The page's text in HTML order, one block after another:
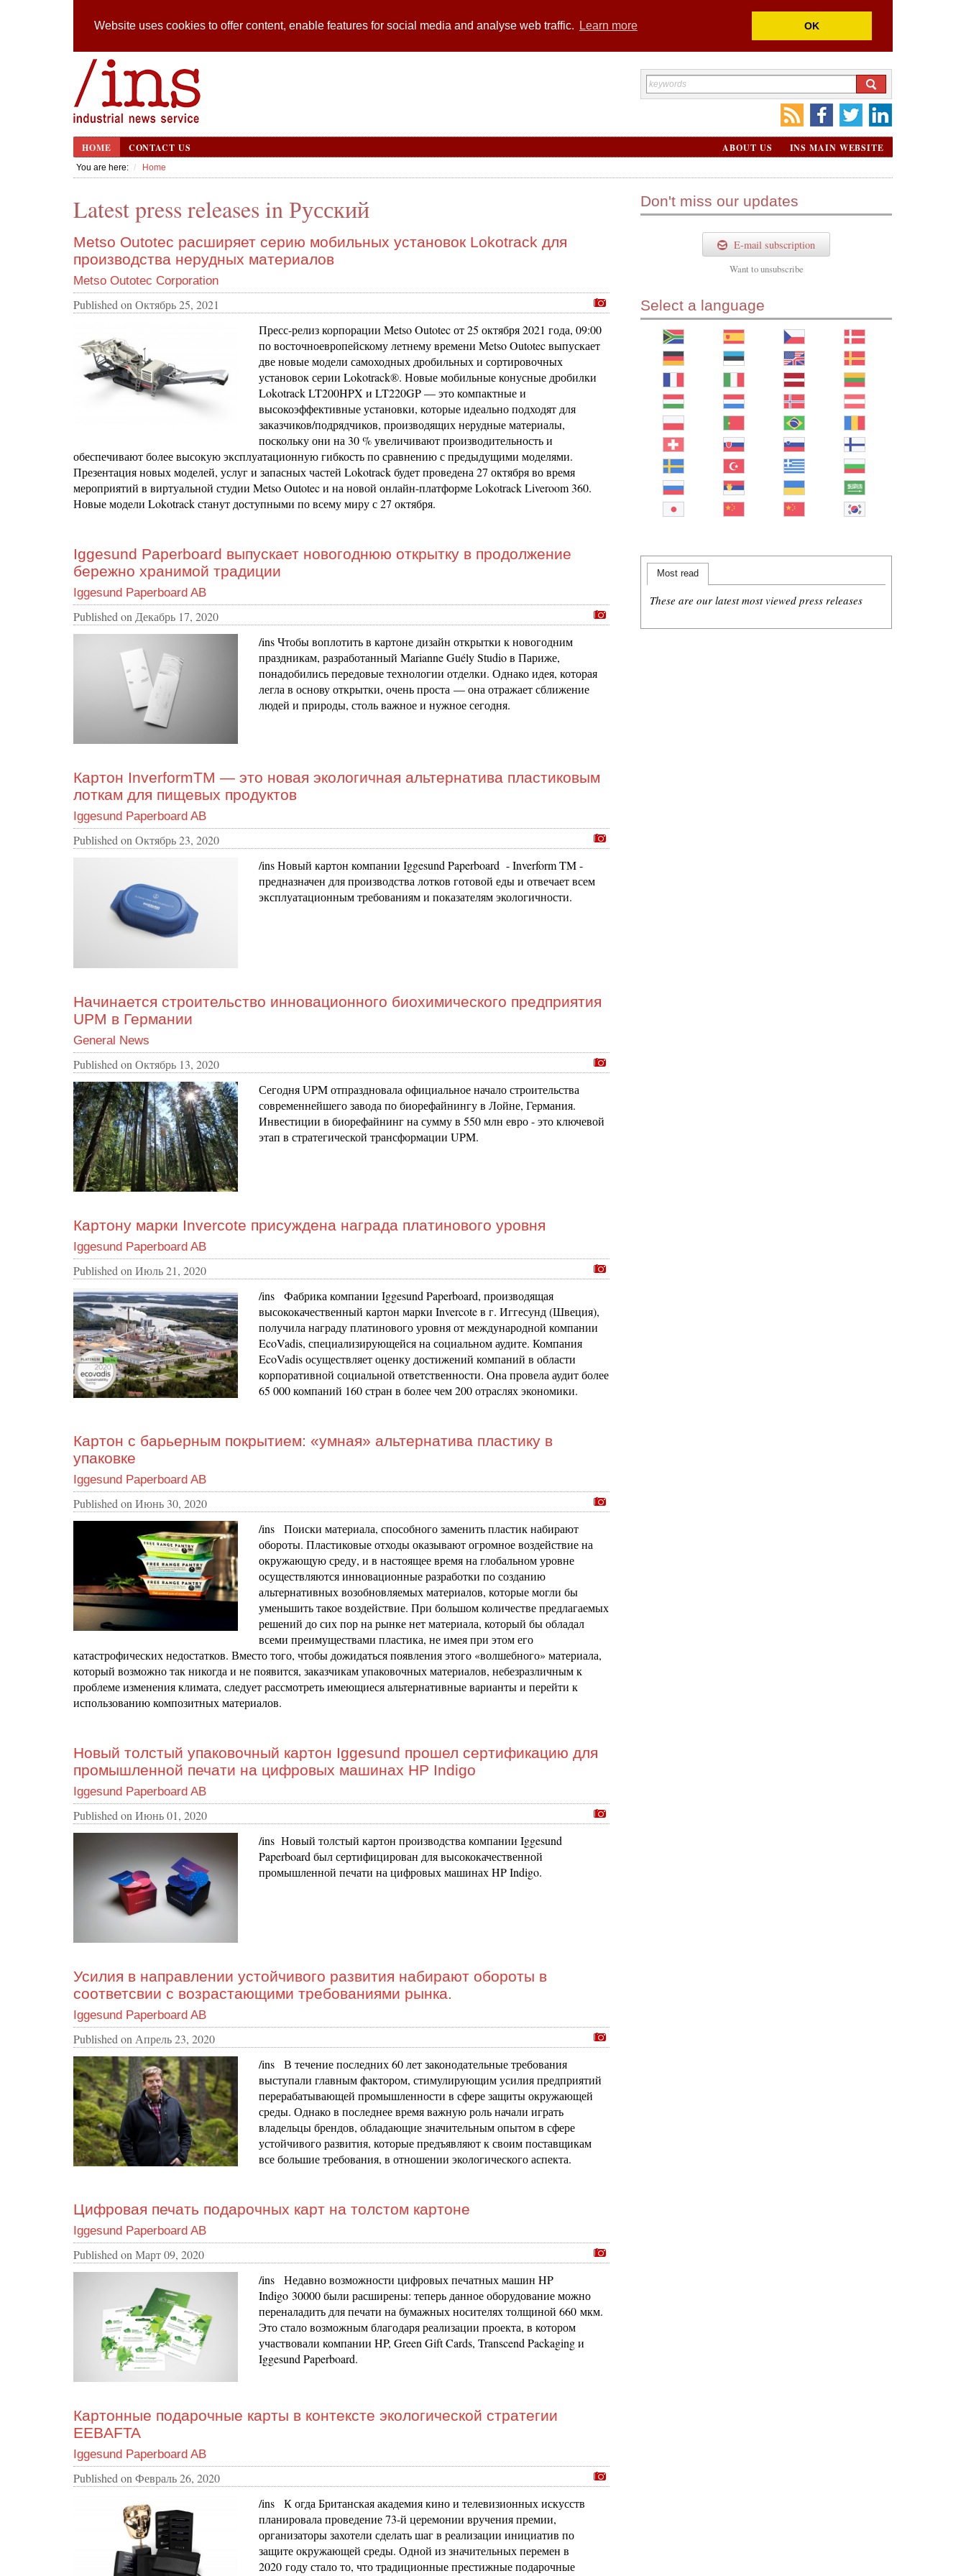
Website uses cookies to offer content, enable features for social media and analyse web traffic. Learn more OK
HOME CONTACT US INS MAIN WEBSITE
ABOUT US
You are here: Home
Latest press releases in Русский
Metso Outotec расширяет серию мобильных установок Lokotrack для
производства нерудных материалов
Metso Outotec Corporation
Published onОктябрь 25, 2021
Пресс-релиз корпорации Metso Outotec от 25 октября 2021 года, 09:00
по восточноевропейскому летнему времени Metso Outotec выпускает
две новые модели самоходных дробильных и сортировочных
установок серии Lokotrack®. Новые мобильные конусные дробилки
Lokotrack LT200HPX и LT220GP — это компактные и
высокоэффективные установки, которые идеально подходят для
заказчиков/подрядчиков, производящих нерудные материалы,
поскольку они на 30 % увеличивают производительность и
обеспечивают более высокую эксплуатационную гибкость по сравнению с предыдущими моделями.
Презентация новых моделей, услуг и запасных частей Lokotrack будет проведена 27 октября во время
мероприятий в виртуальной студии Metso Outotec и на новой онлайн-платформе Lokotrack Liveroom 360.
Новые модели Lokotrack станут доступными по всему миру с 27 октября.
Iggesund Paperboard выпускает новогоднюю открытку в продолжение
бережно хранимой традиции
Iggesund Paperboard AB
Published onДекабрь 17, 2020
/ins Чтобы воплотить в картоне дизайн открытки к новогодним
праздникам, разработанный Marianne Guély Studio в Париже,
понадобились передовые технологии отделки. Однако идея, которая
легла в основу открытки, очень проста — она отражает сближение
людей и природы, столь важное и нужное сегодня.
Картон InverformTM — это новая экологичная альтернатива пластиковым
лоткам для пищевых продуктов
Iggesund Paperboard AB
Published onОктябрь 23, 2020
/ins Новый картон компании Iggesund Paperboard - Inverform TM -
предназначен для производства лотков готовой еды и отвечает всем
эксплуатационным требованиям и показателям экологичности.
Начинается строительство инновационного биохимического предприятия
UPM в Германии
General News
Published on Октябрь 13, 2020
Сегодня UPM отпраздновала официальное начало строительства
современнейшего завода по биорефайнингу в Лойне, Германия.
Инвестиции в биорефайнинг на сумму в 550 млн евро - это ключевой
этап в стратегической трансформации UPM.
Картону марки Invercote присуждена награда платинового уровня
Iggesund Paperboard AB
Published on Июль 21, 2020
/ins Фабрика компании Iggesund Paperboard, производящая
высококачественный картон марки Invercote в г. Иггесунд (Швеция),
получила награду платинового уровня от международной компании
EcoVadis, специализирующейся на социальном аудите. Компания
EcoVadis осуществляет оценку достижений компаний в области
корпоративной социальной ответственности. Она провела аудит более
65 000 компаний 160 стран в более чем 200 отраслях экономики.
Картон с барьерным покрытием: «умная» альтернатива пластику в
упаковке
Iggesund Paperboard AB
Published on Июнь 30, 2020
/ins Поиски материала, способного заменить пластик набирают
обороты. Пластиковые отходы оказывают огромное воздействие на
окружающую среду, и в настоящее время на глобальном уровне
осуществляются инновационные разработки по созданию
альтернативных возобновляемых материалов, которые могли бы
уменьшить такое воздействие. При большом количестве предлагаемых
решений до сих пор на рынке нет материала, который бы обладал
всеми преимуществами пластика, не имея при этом его
катастрофических недостатков. Вместо того, чтобы дожидаться появления этого «волшебного» материала,
который возможно так никогда и не появится, заказчикам упаковочных материалов, небезразличным к
проблеме изменения климата, следует рассмотреть имеющиеся альтернативные варианты и перейти к
использованию композитных материалов.
Новый толстый упаковочный картон Iggesund прошел сертификацию для
промышленной печати на цифровых машинах HP Indigo
Iggesund Paperboard AB
Published on Июнь 01, 2020
/ins Новый толстый картон производства компании Iggesund
Paperboard был сертифицирован для высококачественной
промышленной печати на цифровых машинах HP Indigo.
Усилия в направлении устойчивого развития набирают обороты в
соответсвии с возрастающими требованиями рынка.
Iggesund Paperboard AB
Published on Апрель 23, 2020
/ins В течение последних 60 лет законодательные требования
выступали главным фактором, стимулирующим усилия предприятий
перерабатывающей промышленности в сфере защиты окружающей
среды. Однако в последнее время важную роль начали играть
владельцы брендов, обладающие значительным опытом в сфере
устойчивого развития, которые предъявляют к своим поставщикам
все большие требования, в отношении экологического аспекта.
Цифровая печать подарочных карт на толстом картоне
Iggesund Paperboard AB
Published on Март 09, 2020
/ins Недавно возможности цифровых печатных машин HP
Indigo 30000 были расширены: теперь данное оборудование можно
переналадить для печати на бумажных носителях толщиной 660 мкм.
Это стало возможным благодаря реализации проекта, в котором
участвовали компании HP, Green Gift Cards, Transcend Packaging и
Iggesund Paperboard.
Картонные подарочные карты в контексте экологической стратегии
EEBAFTA
Iggesund Paperboard AB
Published on Февраль 26, 2020
/ins К огда Британская академия кино и телевизионных искусств
планировала проведение 73-й церемонии вручения премии,
организаторы захотели сделать шаг в реализации инициатив по
защите окружающей среды. Одной из значительных перемен в
2020 году стало то, что традиционные престижные подарочные
Don't miss our updates
E-mail subscription
Want tounsubscribe
Select a language
Most read
These are our latest most viewed press releases